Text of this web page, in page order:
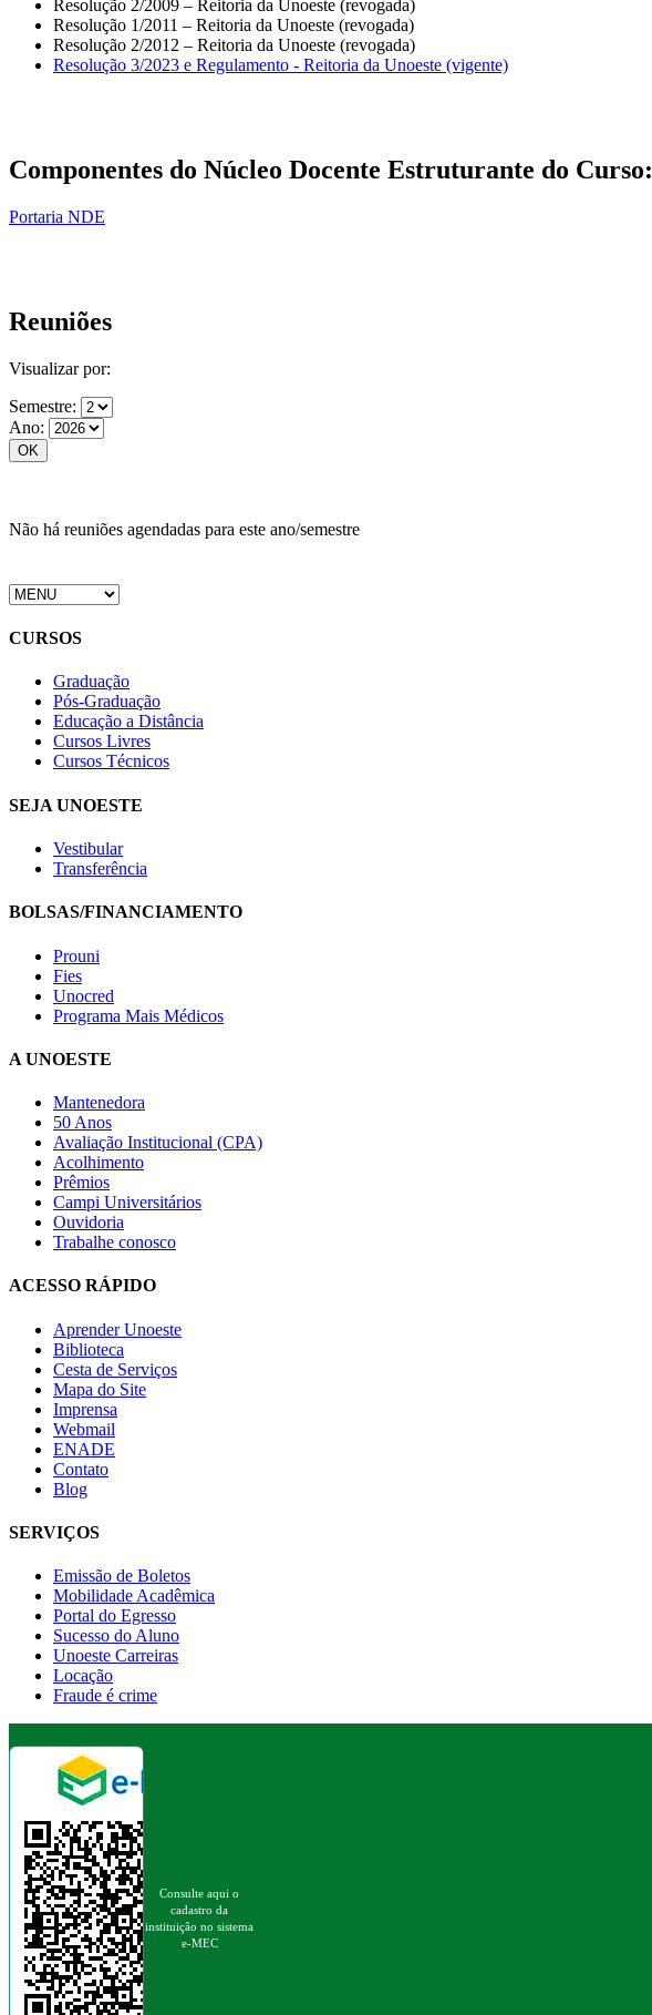
Resolução 2/2009 – Reitoria da Unoeste (revogada)
Resolução 1/2011 – Reitoria da Unoeste (revogada)
Resolução 2/2012 – Reitoria da Unoeste (revogada)
Resolução 3/2023 e Regulamento - Reitoria da Unoeste (vigente)
Componentes do Núcleo Docente Estruturante do Curso:
Portaria NDE
Reuniões
Visualizar por:
Semestre:
Ano:
Não há reuniões agendadas para este ano/semestre
CURSOS
Graduação
Pós-Graduação
Educação a Distância
Cursos Livres
Cursos Técnicos
SEJA UNOESTE
Vestibular
Transferência
BOLSAS/FINANCIAMENTO
Prouni
Fies
Unocred
Programa Mais Médicos
A UNOESTE
Mantenedora
50 Anos
Avaliação Institucional (CPA)
Acolhimento
Prêmios
Campi Universitários
Ouvidoria
Trabalhe conosco
ACESSO RÁPIDO
Aprender Unoeste
Biblioteca
Cesta de Serviços
Mapa do Site
Imprensa
Webmail
ENADE
Contato
Blog
SERVIÇOS
Emissão de Boletos
Mobilidade Acadêmica
Portal do Egresso
Sucesso do Aluno
Unoeste Carreiras
Locação
Fraude é crime
Consulte aqui o
cadastro da
instituição no sistema
e-MEC